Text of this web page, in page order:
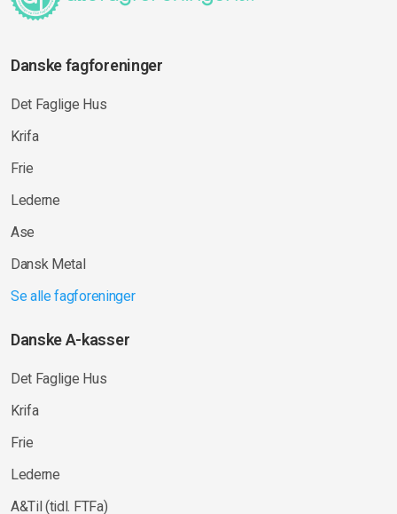
Danske fagforeninger
Det Faglige Hus
Krifa
Frie
Lederne
Ase
Dansk Metal
Se alle fagforeninger
Danske A-kasser
Det Faglige Hus
Krifa
Frie
Lederne
A&Til (tidl. FTFa)